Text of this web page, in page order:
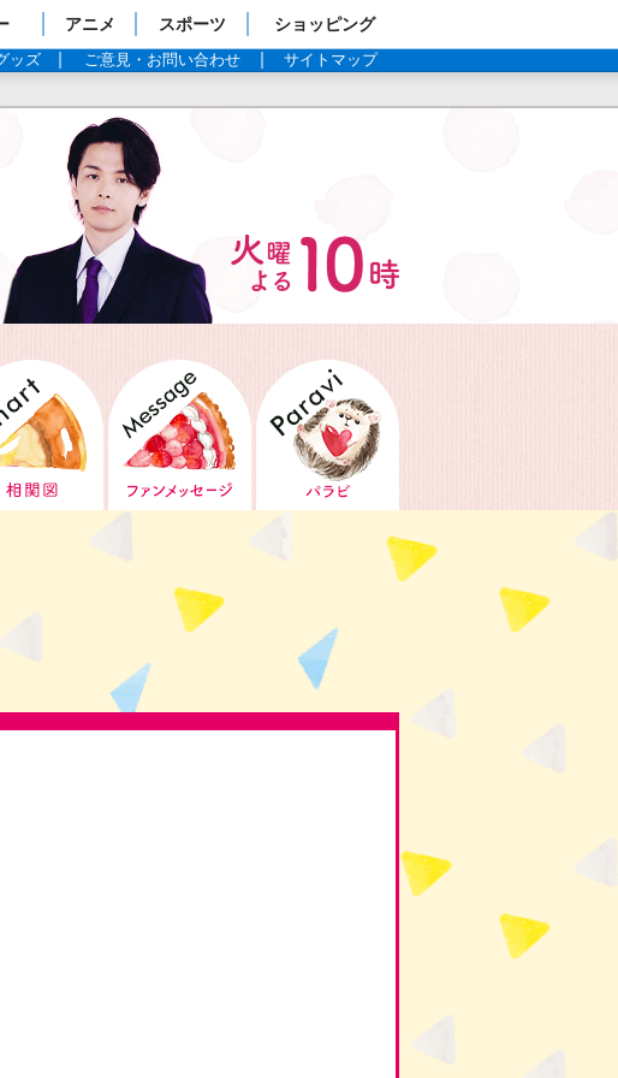
アニメ スポーツ ショッピング
ッズ ご意見・お問い合わせ サイトマップ
タッフRoom 樹木の部屋
Chart 相関図 Message ファンメッセージ